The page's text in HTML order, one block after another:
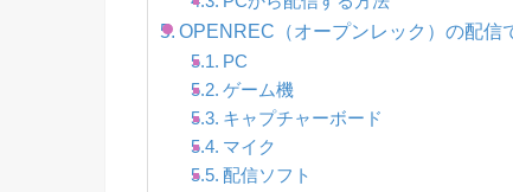
OPENREC（オープンレック）の配信
PC
ゲーム機
キャプチャーボード
マイク
配信ソフト